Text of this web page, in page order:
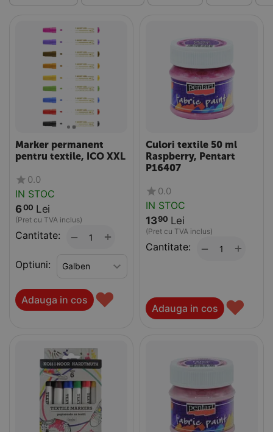
Marker permanent
pentru textile, ICO XXL
0.0
IN STOC
600 Lei
(Pret cu TVA inclus)
Cantitate: +
−
Optiuni:
Adauga in cos ♥
Culori textile 50 ml
Raspberry, Pentart
P16407
0.0
IN STOC
1390 Lei
(Pret cu TVA inclus)
Cantitate: +
−
Adauga in cos ♥